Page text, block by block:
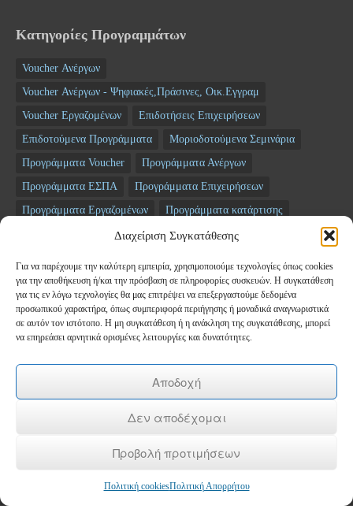
Διαχείριση Συγκατάθεσης
Για να παρέχουμε την καλύτερη εμπειρία, χρησιμοποιούμε τεχνολογίες όπως cookies
για την αποθήκευση ή/και την πρόσβαση σε πληροφορίες συσκευών. Η συγκατάθεση
για τις εν λόγω τεχνολογίες θα μας επιτρέψει να επεξεργαστούμε δεδομένα
προσωπικού χαρακτήρα, όπως συμπεριφορά περιήγησης ή μοναδικά αναγνωριστικά
σε αυτόν τον ιστότοπο. Η μη συγκατάθεση ή η ανάκληση της συγκατάθεσης, μπορεί
να επηρεάσει αρνητικά ορισμένες λειτουργίες και δυνατότητες.
Αποδοχή
Δεν αποδέχομαι
Προβολή προτιμήσεων
Πολιτική cookiesΠολιτική Απορρήτου
Κατηγορίες Προγραμμάτων
Voucher Ανέργων
Voucher Ανέργων - Ψηφιακές,Πράσινες, Οικ.Εγγραμ
Voucher Εργαζομένων
Επιδοτήσεις Επιχειρήσεων
Επιδοτούμενα Προγράμματα
Μοριοδοτούμενα Σεμινάρια
Προγράμματα Voucher
Προγράμματα Ανέργων
Προγράμματα ΕΣΠΑ
Προγράμματα Επιχειρήσεων
Προγράμματα Εργαζομένων
Προγράμματα κατάρτισης
ΤΑΜΕΙΟ ΑΝΑΚΑΜΨΗΣ
Newsletter
Email*
Όνομα